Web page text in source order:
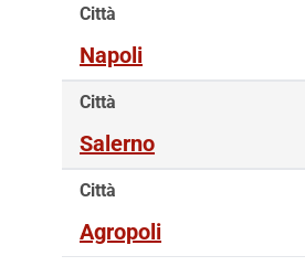
Città
Napoli
Città
Salerno
Città
Agropoli